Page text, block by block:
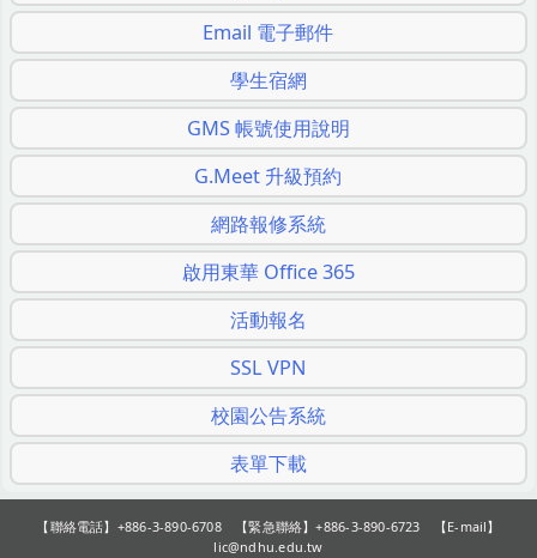
Email 電子郵件
學生宿網
GMS 帳號使用說明
G.Meet 升級預約
網路報修系統
啟用東華 Office 365
活動報名
SSL VPN
校園公告系統
表單下載
【聯絡電話】+886-3-890-6708 【緊急聯絡】+886-3-890-6723 【E-mail】
lic@ndhu.edu.tw